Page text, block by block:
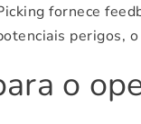
fornece
perigos,
o